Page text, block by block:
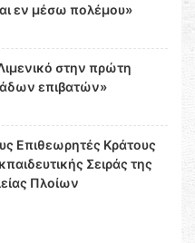
εν μέσω πολέμου»
στην πρώτη
επιβατών»
Επιθεωρητές Κράτους
Σειράς της
Πλοίων